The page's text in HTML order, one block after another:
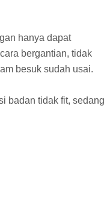
hanya dapat
bergantian, tidak
besuk sudah usai.
badan tidak fit, sedang